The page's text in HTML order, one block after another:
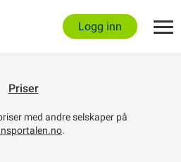
Logg inn
Priser
med andre selskaper på
.